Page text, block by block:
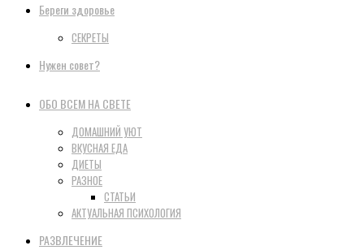
Береги здоровье
СЕКРЕТЫ
Нужен совет?
ОБО ВСЕМ НА СВЕТЕ
ДОМАШНИЙ УЮТ
ВКУСНАЯ ЕДА
ДИЕТЫ
РАЗНОЕ
СТАТЬИ
АКТУАЛЬНАЯ ПСИХОЛОГИЯ
РАЗВЛЕЧЕНИЕ